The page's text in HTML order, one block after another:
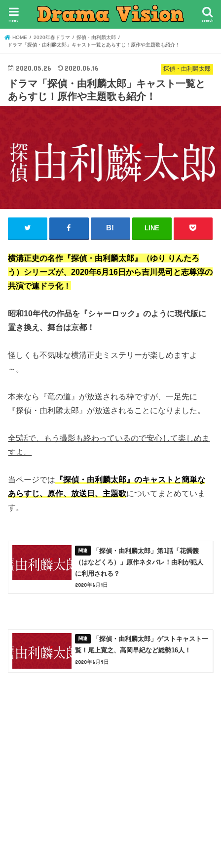
search
menu
HOME 2020年春ドラマ
探偵・由利麟太郎
ドラマ「探偵・由利麟太郎」キャスト一覧とあらすじ！原作や主題歌も紹介！
探偵・由利麟太郎
2020.05.26 2020.06.16
ドラマ「探偵・由利麟太郎」キャスト一覧と
あらすじ！原作や主題歌も紹介！
LINE
横溝正史の名作『探偵・由利麟太郎』（ゆり りんたろ
う）シリーズが、2020年6月16日から吉川晃司と志尊淳の
共演で連ドラ化！
昭和10年代の作品を『シャーロック』のように現代版に
置き換え、舞台は京都！
怪しくも不気味な横溝正史ミステリーが楽しめますよ
～。
本来なら『竜の道』が放送される枠ですが、一足先に
『探偵・由利麟太郎』が放送されることになりました。
全5話で、もう撮影も終わっているので安心して楽しめま
すよ。
当ページでは 『探偵・由利麟太郎』のキャストと簡単な
あらすじ、原作、放送日、主題歌についてまとめていま
す。
「探偵・由利麟太郎」第1話「花髑髏
（はなどくろ）」原作ネタバレ！由利が犯人
に利用される？
2020年6月1日
「探偵・由利麟太郎」ゲストキャスト一
覧！尾上寛之、高岡早紀など総勢16人！
2020年6月9日